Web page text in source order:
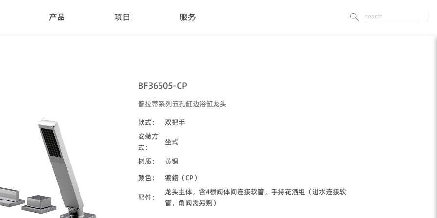
产品 项目 服务
BF36505-CP
普拉蒂系列五孔缸边浴缸龙头
款式：
双把手
安装方
式：
坐式
材质：
黄铜
颜色：
镀鉻（CP）
配件：
龙头主体，含4根阀体间连接软管，手持花洒组（进水连接软
管，角阀需另购）